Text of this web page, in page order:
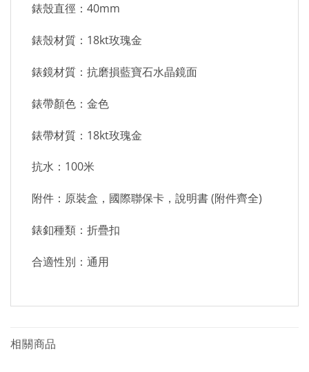
錶殼直徑：40mm
錶殼材質：18kt玫瑰金
錶鏡材質：抗磨損藍寶石水晶鏡面
錶帶顏色：金色
錶帶材質：18kt玫瑰金
抗水：100米
附件：原裝盒，國際聯保卡，說明書 (附件齊全)
錶釦種類：折疊扣
合適性別：通用
相關商品